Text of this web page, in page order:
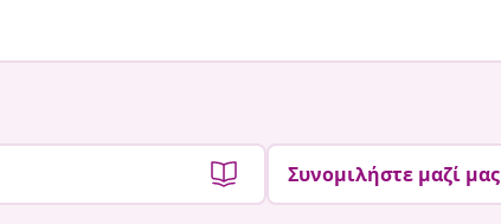
Συνομιλήστε μαζί μας